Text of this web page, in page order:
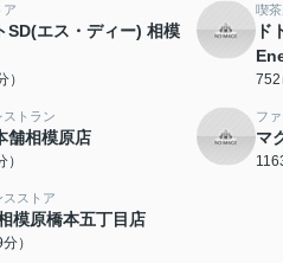
ア
SD(エス・ディー) 相模
喫
ド
752
ストラン
舗相模原店
フ
マ
スストア
模原橋本五丁目店
）